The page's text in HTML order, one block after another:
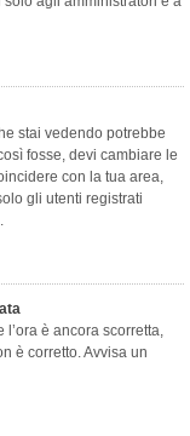
stai vedendo potrebbe
fosse, devi cambiare le
con la tua area,
gli utenti registrati
è ancora scorretta,
è corretto. Avvisa un